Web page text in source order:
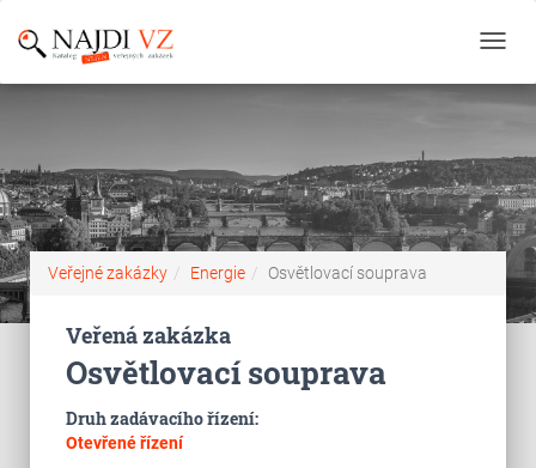
Veřejné zakázky Energie Osvětlovací souprava
Veřená zakázka
Osvětlovací souprava
Druh zadávacího řízení:
Otevřené řízení